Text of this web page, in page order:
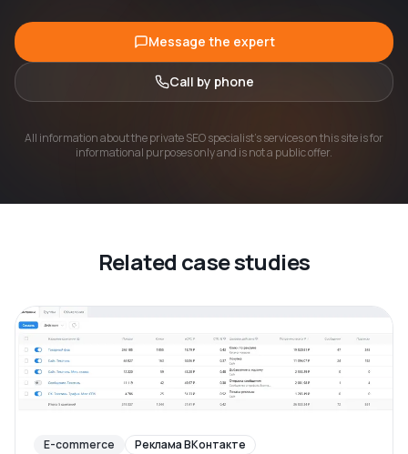
Message the expert
Call by phone
All information about the private SEO specialist's services on this site is for
informational purposes only and is not a public offer.
Related case studies
E-commerce Реклама ВКонтакте